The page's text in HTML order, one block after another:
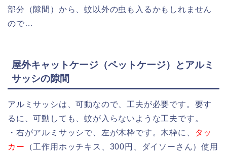
部分（隙間）から、蚊以外の虫も入るかもしれません
ので…
屋外キャットケージ（ペットケージ）とアルミ
サッシの隙間
アルミサッシは、可動なので、工夫が必要です。要す
るに、可動しても、蚊が入らないような工夫です。
・右がアルミサッシで、左が木枠です。木枠に、
タッ
カー （工作用ホッチキス、300円、ダイソーさん）使用